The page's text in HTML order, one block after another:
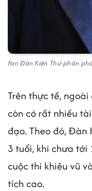
Fan Đàn Kiện Thứ phản
Trên thực tế,
còn có rất nhiều
đạo. Theo đó, Đàn
3 tuổi, khi chưa
cuộc thi khiêu vũ
tích cao.